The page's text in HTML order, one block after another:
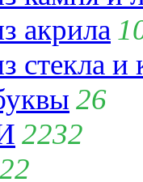
акрила
стекла и
26
2232